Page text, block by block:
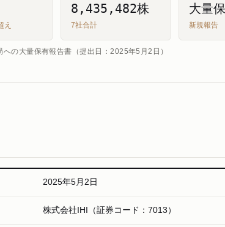
え
8,435,482株
7社合計
大量
新規報告
への大量保有報告書（提出日：2025年5月2日）
2025年5月2日
株式会社IHI（証券コード：7013）